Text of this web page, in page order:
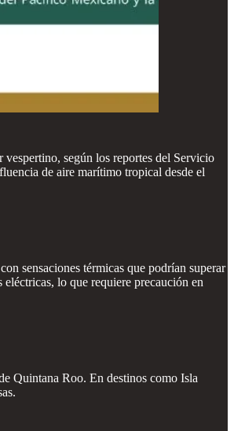
según los reportes del Servicio
de aire marítimo tropical desde el
sensaciones térmicas que podrían superar
lo que requiere precaución en
Quintana Roo. En destinos como Isla